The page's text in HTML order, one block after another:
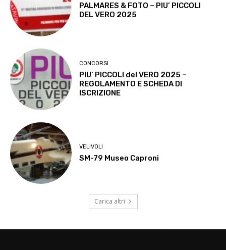
PALMARES & FOTO – PIU’ PICCOLI
DEL VERO 2025
CONCORSI
PIU’ PICCOLI del VERO 2025 –
REGOLAMENTO E SCHEDA DI
ISCRIZIONE
VELIVOLI
SM-79 Museo Caproni
Carica altri